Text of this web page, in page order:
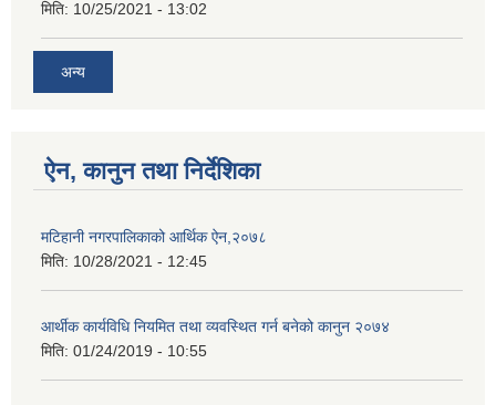
मिति: 10/25/2021 - 13:02
अन्य
ऐन, कानुन तथा निर्देशिका
मटिहानी नगरपालिकाको आर्थिक ऐन,२०७८
मिति: 10/28/2021 - 12:45
आर्थीक कार्यविधि नियमित तथा व्यवस्थित गर्न बनेको कानुन २०७४
मिति: 01/24/2019 - 10:55